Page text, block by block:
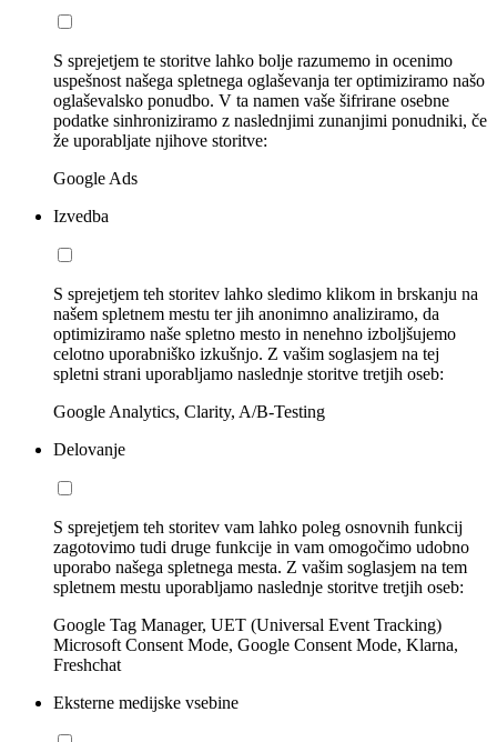
S sprejetjem te storitve lahko bolje razumemo in ocenimo
uspešnost našega spletnega oglaševanja ter optimiziramo našo
oglaševalsko ponudbo. V ta namen vaše šifrirane osebne
podatke sinhroniziramo z naslednjimi zunanjimi ponudniki, če
že uporabljate njihove storitve:
Google Ads
Izvedba
S sprejetjem teh storitev lahko sledimo klikom in brskanju na
našem spletnem mestu ter jih anonimno analiziramo, da
optimiziramo naše spletno mesto in nenehno izboljšujemo
celotno uporabniško izkušnjo. Z vašim soglasjem na tej
spletni strani uporabljamo naslednje storitve tretjih oseb:
Google Analytics, Clarity, A/B-Testing
Delovanje
S sprejetjem teh storitev vam lahko poleg osnovnih funkcij
zagotovimo tudi druge funkcije in vam omogočimo udobno
uporabo našega spletnega mesta. Z vašim soglasjem na tem
spletnem mestu uporabljamo naslednje storitve tretjih oseb:
Google Tag Manager, UET (Universal Event Tracking)
Microsoft Consent Mode, Google Consent Mode, Klarna,
Freshchat
Eksterne medijske vsebine